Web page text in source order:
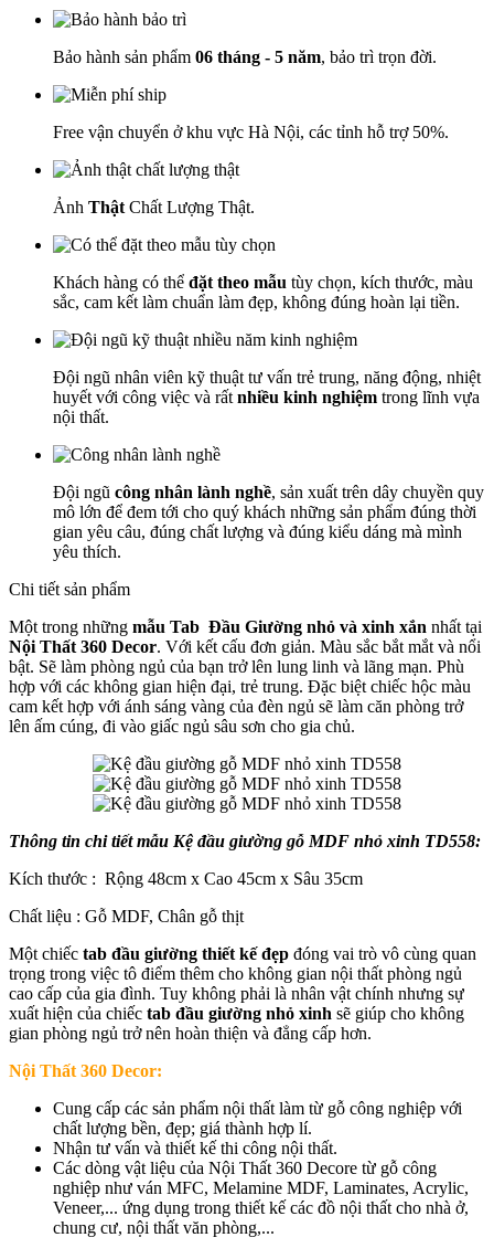
Bảo hành sản phẩm 06 tháng - 5 năm, bảo trì trọn đời.
Free vận chuyển ở khu vực Hà Nội, các tỉnh hỗ trợ 50%.
Ảnh Thật Chất Lượng Thật.
Khách hàng có thể đặt theo mẫu tùy chọn, kích thước, màu
sắc, cam kết làm chuẩn làm đẹp, không đúng hoàn lại tiền.
Đội ngũ nhân viên kỹ thuật tư vấn trẻ trung, năng động, nhiệt
huyết với công việc và rất nhiều kinh nghiệm trong lĩnh vựa
nội thất.
Đội ngũ công nhân lành nghề, sản xuất trên dây chuyền quy
mô lớn để đem tới cho quý khách những sản phẩm đúng thời
gian yêu câu, đúng chất lượng và đúng kiểu dáng mà mình
yêu thích.
Chi tiết sản phẩm
Một trong những mẫu Tab Đầu Giường nhỏ và xinh xắn nhất tại
Nội Thất 360 Decor. Với kết cấu đơn giản. Màu sắc bắt mắt và nổi
bật. Sẽ làm phòng ngủ của bạn trở lên lung linh và lãng mạn. Phù
hợp với các không gian hiện đại, trẻ trung. Đặc biệt chiếc hộc màu
cam kết hợp với ánh sáng vàng của đèn ngủ sẽ làm căn phòng trở
lên ấm cúng, đi vào giấc ngủ sâu sơn cho gia chủ.
Thông tin chi tiết mẫu Kệ đầu giường gỗ MDF nhỏ xinh TD558:
Kích thước : Rộng 48cm x Cao 45cm x Sâu 35cm
Chất liệu : Gỗ MDF, Chân gỗ thịt
Một chiếc tab đầu giường thiết kế đẹp đóng vai trò vô cùng quan
trọng trong việc tô điểm thêm cho không gian nội thất phòng ngủ
cao cấp của gia đình. Tuy không phải là nhân vật chính nhưng sự
xuất hiện của chiếc tab đầu giường nhỏ xinh sẽ giúp cho không
gian phòng ngủ trở nên hoàn thiện và đẳng cấp hơn.
Nội Thất 360 Decor:
Cung cấp các sản phẩm nội thất làm từ gỗ công nghiệp với
chất lượng bền, đẹp; giá thành hợp lí.
Nhận tư vấn và thiết kế thi công nội thất.
Các dòng vật liệu của Nội Thất 360 Decore từ gỗ công
nghiệp như ván MFC, Melamine MDF, Laminates, Acrylic,
Veneer,... ứng dụng trong thiết kế các đồ nội thất cho nhà ở,
chung cư, nội thất văn phòng,...